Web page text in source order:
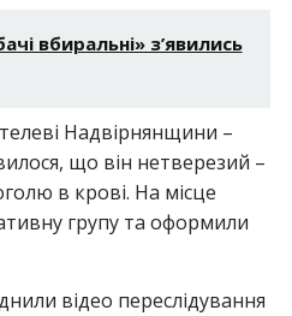
вбиральні» з’явились
Надвірнянщини –
що він нетверезий –
в крові. На місце
групу та оформили
відео переслідування